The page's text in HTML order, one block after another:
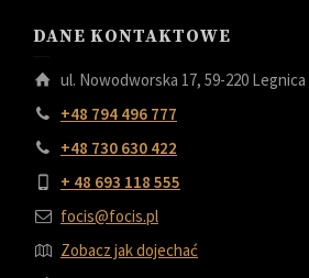
DANE KONTAKTOWE
ul. Nowodworska 17, 59-220 Legnica
+48 794 496 777
+48 730 630 422
+ 48 693 118 555
focis@focis.pl
Zobacz jak dojechać